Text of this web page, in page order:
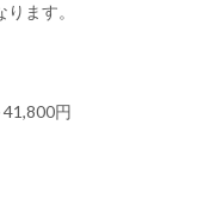
ます。
円